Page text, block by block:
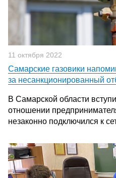
11 октября 2022
Самарские газовики
за несанкционированный
В Самарской области
отношении
незаконно подключился к